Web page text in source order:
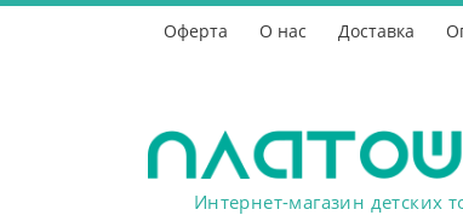
Оферта О нас Доставка
Интернет-магазин детских